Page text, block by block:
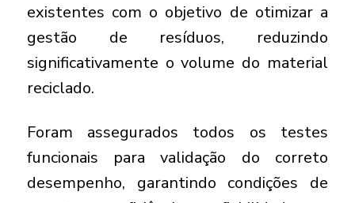
existentes com o objetivo de otimizar a
gestão de resíduos, reduzindo
significativamente o volume do material
reciclado.
Foram assegurados todos os testes
funcionais para validação do correto
desempenho, garantindo condições de